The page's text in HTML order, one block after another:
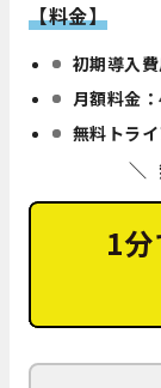
【料金】
初期導入費
月額料金：
無料トライ
1